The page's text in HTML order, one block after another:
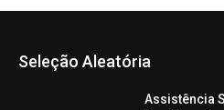
Seleção Aleatória
Assistência